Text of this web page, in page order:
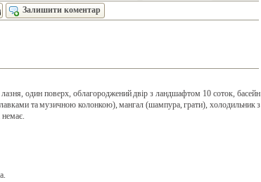
Залишити коментар
один поверх, облагороджений двір з ландшафтом 10 соток, басейн
лавками та музичною колонкою), мангал (шампура, грати), холодильник з